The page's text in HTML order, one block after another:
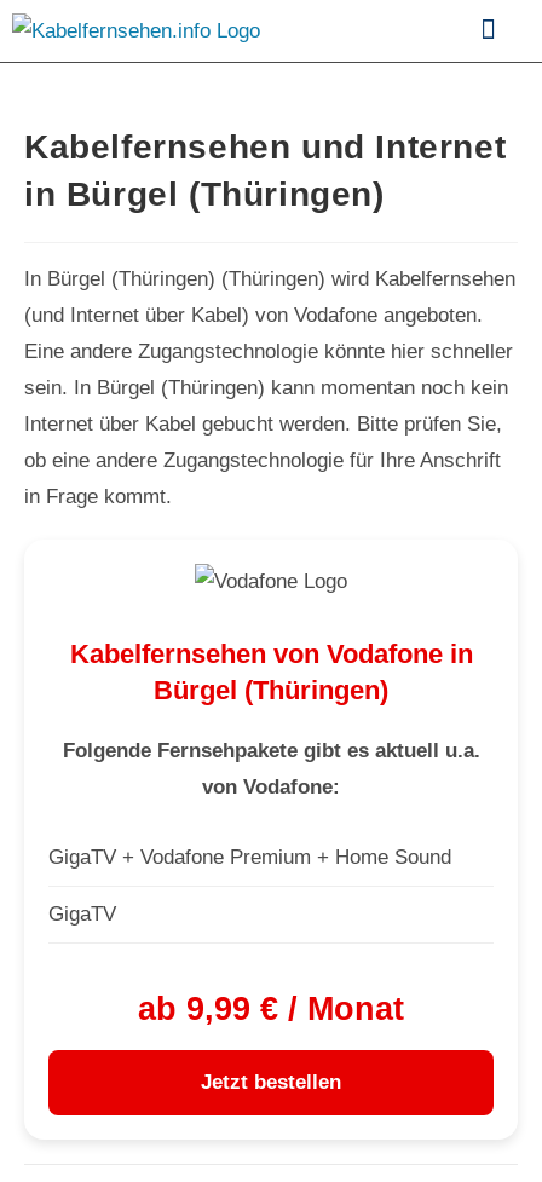
Kabelfernsehen und Internet
in Bürgel (Thüringen)
In Bürgel (Thüringen) (Thüringen) wird Kabelfernsehen
(und Internet über Kabel) von Vodafone angeboten.
Eine andere Zugangstechnologie könnte hier schneller
sein. In Bürgel (Thüringen) kann momentan noch kein
Internet über Kabel gebucht werden. Bitte prüfen Sie,
ob eine andere Zugangstechnologie für Ihre Anschrift
in Frage kommt.
Kabelfernsehen von Vodafone in
Bürgel (Thüringen)
Folgende Fernsehpakete gibt es aktuell u.a.
von Vodafone:
GigaTV + Vodafone Premium + Home Sound
GigaTV
ab 9,99 € / Monat
Jetzt bestellen